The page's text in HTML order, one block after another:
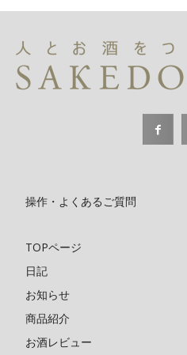
操作・よくあるご質問
TOPページ
日記
お知らせ
商品紹介
お酒レビュー